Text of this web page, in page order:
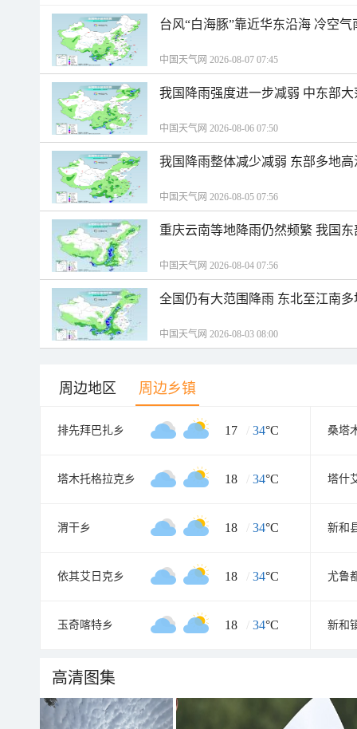
台风“白海豚”靠近华东沿海 冷空
中国天气网 2026-08-07 07:45
我国降雨强度进一步减弱 中东部
中国天气网 2026-08-06 07:50
我国降雨整体减少减弱 东部多地
中国天气网 2026-08-05 07:56
重庆云南等地降雨仍然频繁 我国
中国天气网 2026-08-04 07:56
全国仍有大范围降雨 东北至江南
中国天气网 2026-08-03 08:00
周边地区 周边乡镇
排先拜巴扎乡 17 / 34°C 桑塔
塔木托格拉克乡 18 / 34°C 塔什
渭干乡 18 / 34°C 新和
依其艾日克乡 18 / 34°C 尤鲁
玉奇喀特乡 18 / 34°C 新和
高清图集